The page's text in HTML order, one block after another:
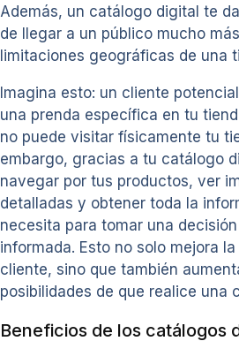
Además, un catálogo digital te
de llegar a un público mucho
limitaciones geográficas de una
Imagina esto: un cliente
una prenda específica en tu
no puede visitar físicamente tu
embargo, gracias a tu catálogo
navegar por tus productos, ver
detalladas y obtener toda la
necesita para tomar una
informada. Esto no solo mejora
cliente, sino que también
posibilidades de que realice una
Beneficios de los catálogos